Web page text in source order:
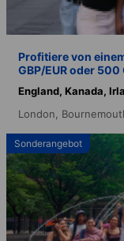
Profitiere von
GBP/EUR oder 500
England, Kanada,
London,
Sonderangebot